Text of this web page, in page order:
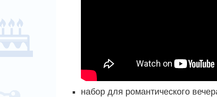
набор для романтического